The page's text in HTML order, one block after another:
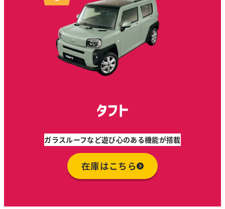
タフト
ガラスルーフなど遊び心のある機能が搭載
在庫はこちら